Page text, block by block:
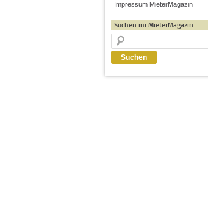
Impressum MieterMagazin
Suchen im MieterMagazin